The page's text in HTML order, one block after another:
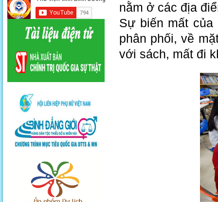
nằm ở các địa
Sự biến mất của
phân phối, về
với sách, mất đi